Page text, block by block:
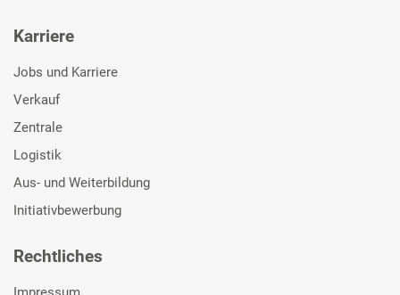
Karriere
Jobs und Karriere
Verkauf
Zentrale
Logistik
Aus- und Weiterbildung
Initiativbewerbung
Rechtliches